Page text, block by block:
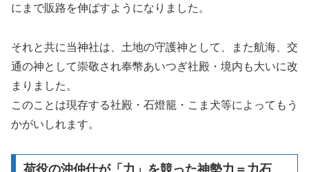
にまで販路を伸ばすようになりました。
それと共に当神社は、土地の守護神として、また航海、交
通の神として崇敬され奉幣あいつぎ社殿・境内も大いに改
まりました。
このことは現存する社殿・石燈籠・こま犬等によってもう
かがいしれます。